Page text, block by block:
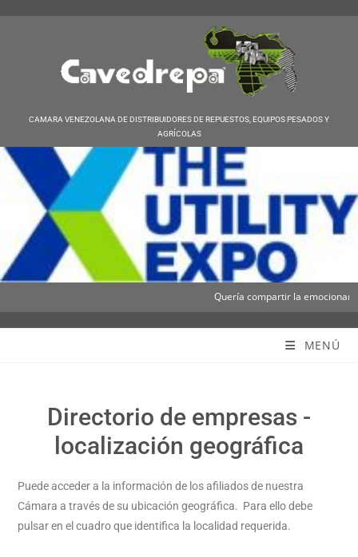
CAMARA VENEZOLANA DE DISTRIBUIDORES DE REPUESTOS, EQUIPOS PESADOS Y
AGRÍCOLAS
Quería compartir la
MENÚ
Directorio de empresas -
localización geográfica
Puede acceder a la información de los afiliados de nuestra
Cámara a través de su ubicación geográfica. Para ello debe
pulsar en el cuadro que identifica la localidad requerida.